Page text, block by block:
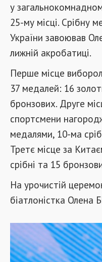
у
25-му місці. Срібну
України завоював
лижній акробатиці.
Перше місце
37 медалей: 16
бронзових. Друге
спортсмени
медалями, 10-ма
Третє місце за
срібні та 15
На урочистій
біатлоністка Олена